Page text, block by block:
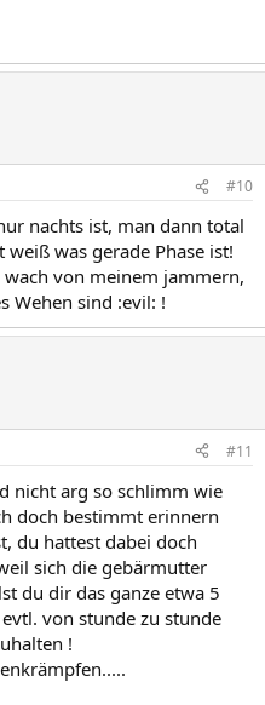
#10
nachts ist, man dann total
was gerade Phase ist!
von meinem jammern,
Wehen sind :evil: !
#11
nicht arg so schlimm wie
doch bestimmt erinnern
du hattest dabei doch
sich die gebärmutter
du dir das ganze etwa 5
von stunde zu stunde
!